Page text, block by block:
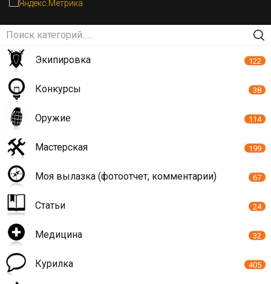
Экипировка 122
Конкурсы 38
Оружие 114
Мастерская 199
Моя вылазка (фотоотчет, комментарии) 67
Статьи 24
Медицина 32
Курилка 405